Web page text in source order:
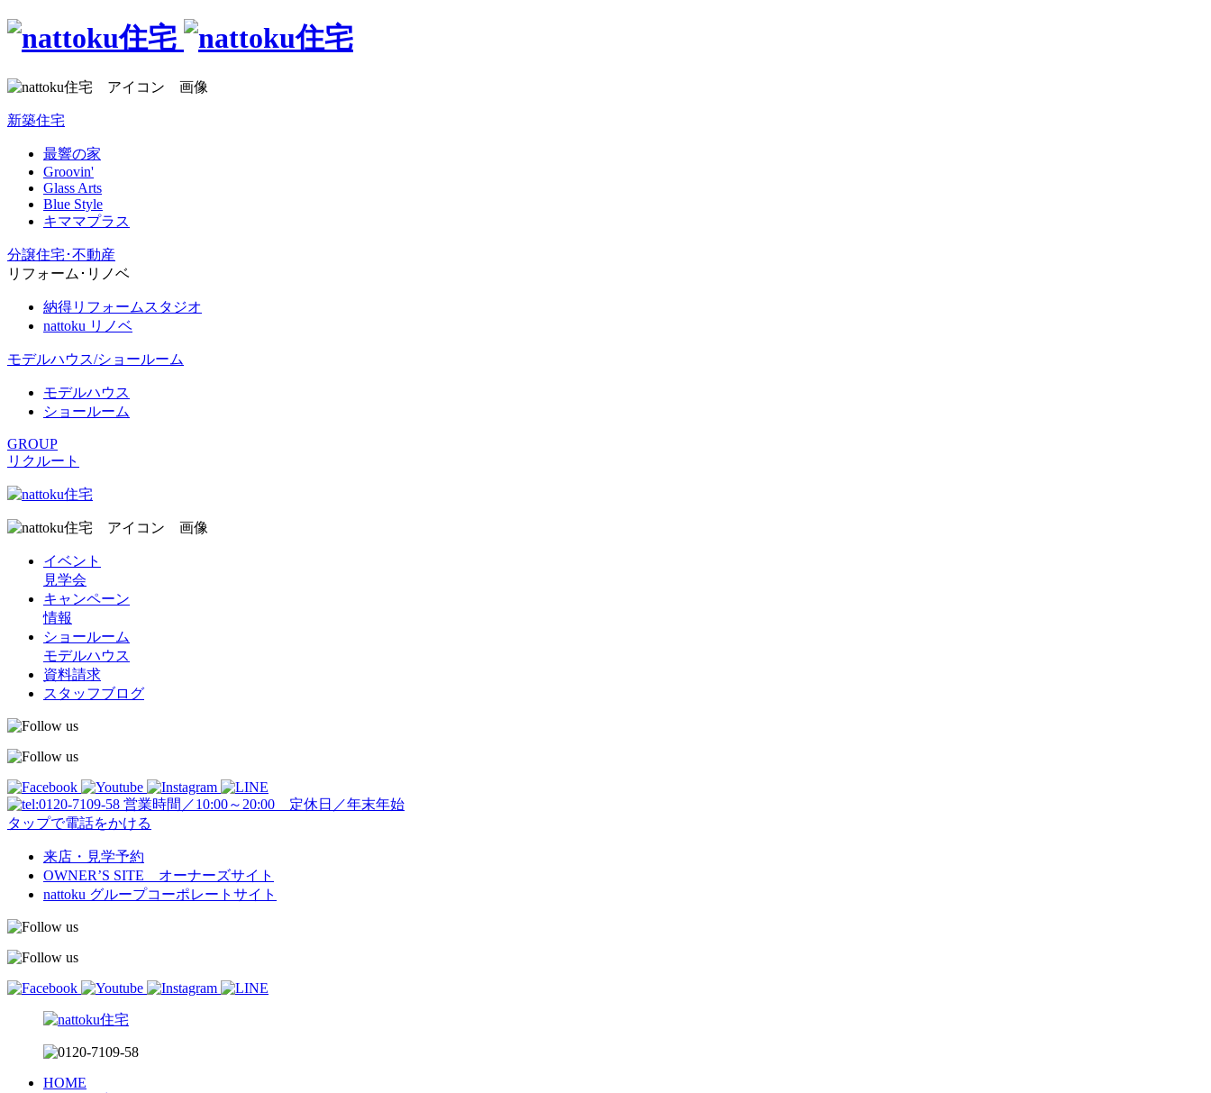
新築住宅
最響の家
Groovin'
Glass Arts
Blue Style
キママプラス
分譲住宅･不動産
リフォーム･リノベ
納得リフォームスタジオ
nattoku リノベ
モデルハウス/ショールーム
モデルハウス
ショールーム
GROUP
リクルート
イベント
見学会
キャンペーン
情報
ショールーム
モデルハウス
資料請求
スタッフブログ
営業時間／10:00～20:00 定休日／年末年始
タップで電話をかける
来店・見学予約
OWNER’S SITE オーナーズサイト
nattoku グループコーポレートサイト
HOME